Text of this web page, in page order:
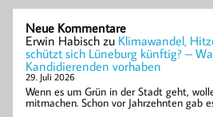
Neue Kommentare
Erwin Habisch zu Klimawandel,
schützt sich Lüneburg künftig? –
Kandidierenden vorhaben
29. Juli 2026
Wenn es um Grün in der Stadt geht,
mitmachen. Schon vor Jahrzehnten gab